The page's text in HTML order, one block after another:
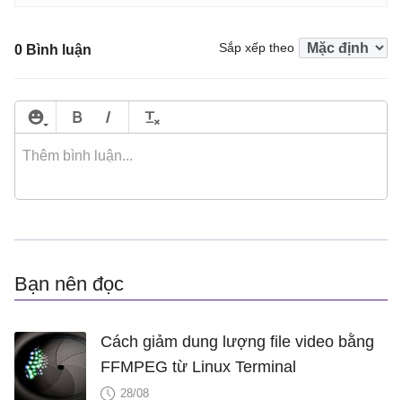
0 Bình luận Sắp xếp theo
Bạn nên đọc
Cách giảm dung lượng file video bằng
FFMPEG từ Linux Terminal
28/08